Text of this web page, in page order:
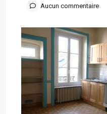
Aucun commentaire